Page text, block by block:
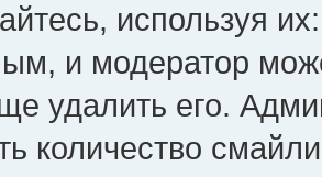
используя
и модератор
удалить его.
количество